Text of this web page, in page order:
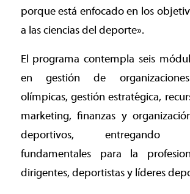
porque está enfocado en los
a las ciencias del deporte».
El programa contempla seis
en gestión de
olímpicas, gestión estratégica,
marketing, finanzas y
deportivos, entregando
fundamentales para la
dirigentes, deportistas y líderes